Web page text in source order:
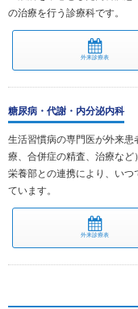
の治療を行う診療科です。
外来診療表
糖尿病・代謝・内分泌内科
生活習慣病の専門医が外来
療、合併症の精査、治療など
栄養部との連携により、い
ています。
外来診療表